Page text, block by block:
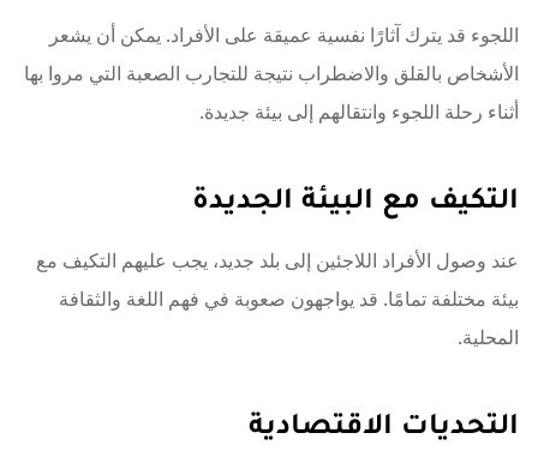
اللجوء قد يترك آثارًا نفسية عميقة على الأفراد. يمكن أن يشعر
الأشخاص بالقلق والاضطراب نتيجة للتجارب الصعبة التي مروا بها
أثناء رحلة اللجوء وانتقالهم إلى بيئة جديدة.
التكيف مع البيئة الجديدة
عند وصول الأفراد اللاجئين إلى بلد جديد، يجب عليهم التكيف مع
بيئة مختلفة تمامًا. قد يواجهون صعوبة في فهم اللغة والثقافة
المحلية.
التحديات الاقتصادية